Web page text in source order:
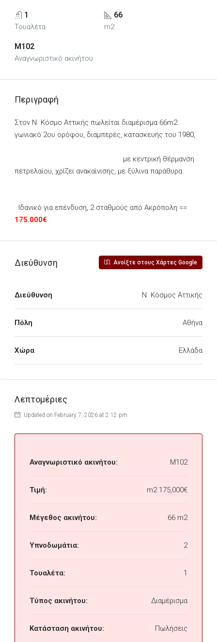
1
Τουαλέτα
66
m2
M102
Αναγνωριστικό ακινήτου
Περιγραφή
Στον Ν. Κόσμο Αττικής πωλείται διαμέρισμα 66m2
γωνιακό 2ου ορόφου, διαμπερές, κατασκευής του 1980,
με κεντρική θέρμανση
πετρελαίου, χρίζει ανακαίνισης, με ξύλινα παράθυρα.
Ιδανικό για επένδυση, 2 σταθμούς από Ακρόπολη ==
175.000€
Διεύθυνση Ανοίξτε στους Χάρτες Google
Διεύθυνση Ν. Κόσμος Αττικής
Πόλη Αθήνα
Χώρα Ελλάδα
Λεπτομέριες
Updated on February 7, 2026 at 2:12 pm
Αναγνωριστικό ακινήτου: M102
Τιμή: m2175,000€
Μέγεθος ακινήτου: 66 m2
Υπνοδωμάτια: 2
Τουαλέτα: 1
Τύπος ακινήτου: Διαμέρισμα
Κατάσταση ακινήτου: Πωλήσεις